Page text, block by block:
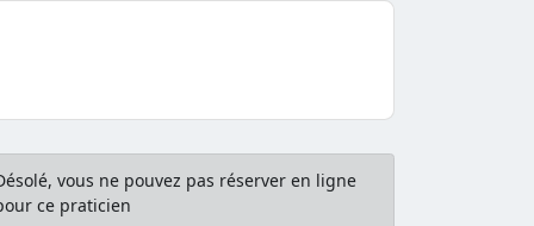
vous ne pouvez pas réserver en ligne
ce praticien